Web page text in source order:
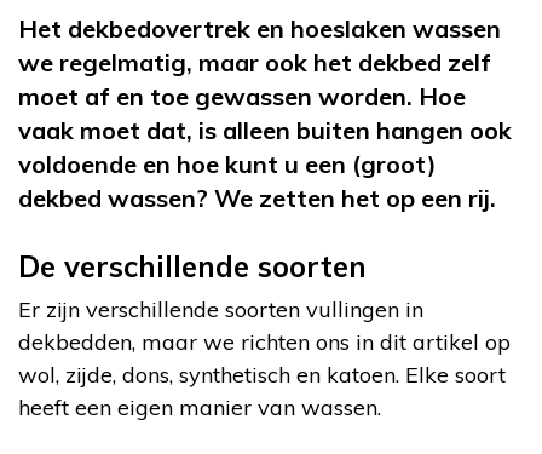
Het dekbedovertrek en hoeslaken wassen
we regelmatig, maar ook het dekbed zelf
moet af en toe gewassen worden. Hoe
vaak moet dat, is alleen buiten hangen ook
voldoende en hoe kunt u een (groot)
dekbed wassen? We zetten het op een rij.
De verschillende soorten
Er zijn verschillende soorten vullingen in
dekbedden, maar we richten ons in dit artikel op
wol, zijde, dons, synthetisch en katoen. Elke soort
heeft een eigen manier van wassen.